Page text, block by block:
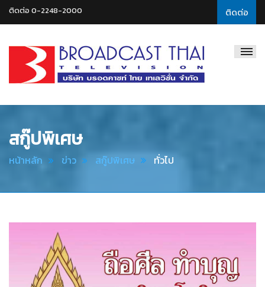
ติดต่อ
ติดต่อ 0-2248-2000
Thai
สกู๊ปพิเศษ
หน้าหลัก ข่าว สกู๊ปพิเศษ ทั่วไป